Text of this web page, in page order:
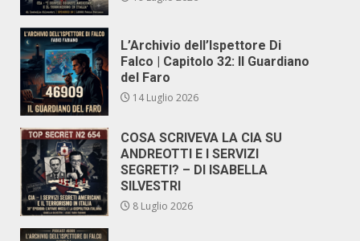
L’Archivio dell’Ispettore Di
Falco | Capitolo 32: Il Guardiano
del Faro
14 Luglio 2026
COSA SCRIVEVA LA CIA SU
ANDREOTTI E I SERVIZI
SEGRETI? – DI ISABELLA
SILVESTRI
8 Luglio 2026